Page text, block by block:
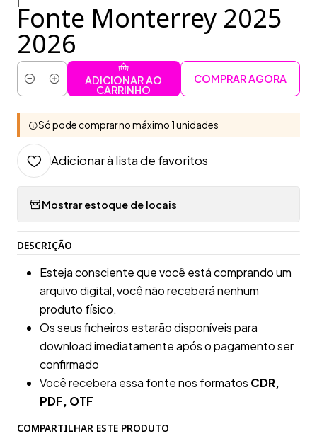
Fonte Monterrey 2025
2026
Quantidade
ADICIONAR AO
CARRINHO
COMPRAR AGORA
Só pode comprar no máximo 1 unidades
Adicionar à lista de favoritos
Mostrar estoque de locais
DESCRIÇÃO
Esteja consciente que você está comprando um
arquivo digital, você não receberá nenhum
produto físico.
Os seus ficheiros estarão disponíveis para
download imediatamente após o pagamento ser
confirmado
Você recebera essa fonte nos formatos CDR,
PDF, OTF
COMPARTILHAR ESTE PRODUTO